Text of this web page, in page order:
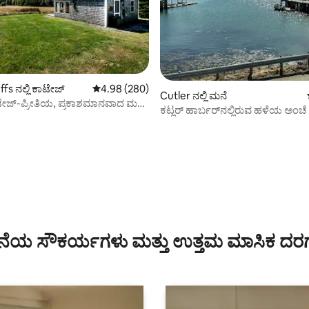
61 ವಿಮರ್ಶೆಗಳು
ನಲ್ಲಿ ಕಾಟೇಜ್ 5 ರಲ್ಲಿ 4.98 ಸರಾಸರಿ ರೇಟಿಂಗ್, 280 ವಿಮರ್ಶೆಗಳು
4.98 (280)
ಪ್ರೀತಿಯ, ಪ್ರಕಾಶಮಾನವಾದ ಮತ್ತು
Cutler ನಲ್ಲಿ ಮನೆ
ಕಟ್ಲರ್ ಹಾರ್ಬರ್‌ನಲ್ಲಿರುವ ಹಳೆಯ ಅಂಚೆ
ಸೌಕರ್ಯಗಳು ಮತ್ತು ಉತ್ತಮ ಮಾಸಿಕ